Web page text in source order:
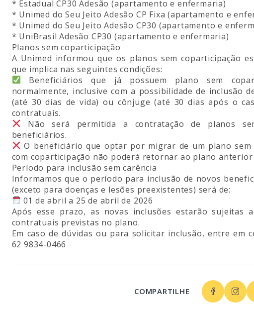
* Estadual CP30 Adesão (apartamento e enfermaria)
* Unimed do Seu Jeito Adesão CP Fixa (apartamento e
* Unimed do Seu Jeito Adesão CP30 (apartamento e
* UniBrasil Adesão CP30 (apartamento e enfermaria)
Planos sem coparticipação
A Unimed informou que os planos sem coparticipação
que implica nas seguintes condições:
Beneficiários que já possuem plano sem
normalmente, inclusive com a possibilidade de inclusão
(até 30 dias de vida) ou cônjuge (até 30 dias após o
contratuais.
Não será permitida a contratação de planos
beneficiários.
O beneficiário que optar por migrar de um plano
com coparticipação não poderá retornar ao plano
Período para inclusão sem carência
Informamos que o período para inclusão de novos
(exceto para doenças e lesões preexistentes) será de:
01 de abril a 25 de abril de 2026
Após esse prazo, as novas inclusões estarão sujeitas
contratuais previstas no plano.
Em caso de dúvidas ou para solicitar inclusão, entre em
62 9834-0466
COMPARTILHE